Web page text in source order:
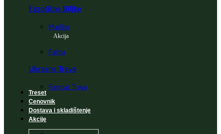
Egzotične Biljke
Maslina
Akcija
Palma
Ukrasne Trave
Pampas Trava
Treset
Cenovnik
Dostava i skladištenje
Akcije